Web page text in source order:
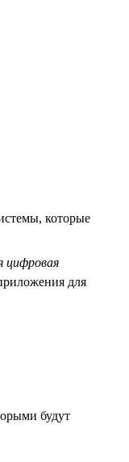
которые
цифровая
для
будут